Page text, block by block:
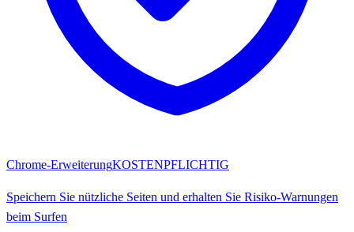
Chrome-ErweiterungKOSTENPFLICHTIG
Speichern Sie nützliche Seiten und erhalten Sie Risiko-Warnungen
beim Surfen